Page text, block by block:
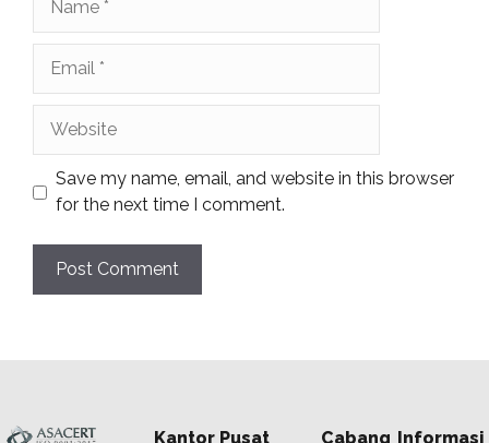
Save my name, email, and website in this browser
for the next time I comment.
Kantor Pusat Cabang Informasi